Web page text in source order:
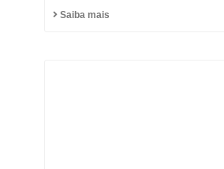
Saiba mais